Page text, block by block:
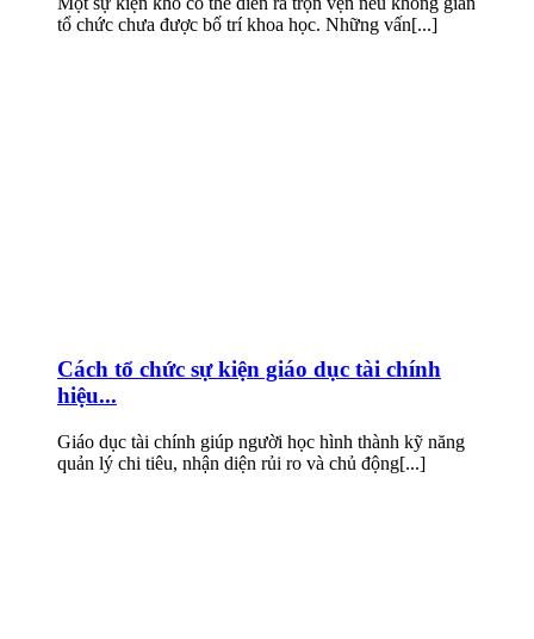
tổ chức chưa được bố trí khoa học. Những vấn[...]
Cách tổ chức sự kiện giáo dục tài chính
hiệu...
Giáo dục tài chính giúp người học hình thành kỹ năng
quản lý chi tiêu, nhận diện rủi ro và chủ động[...]